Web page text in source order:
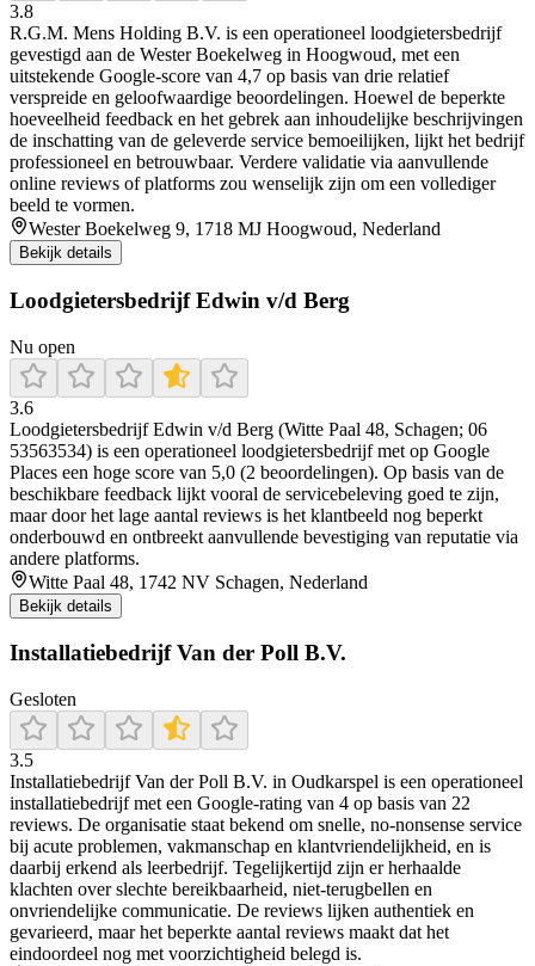
3.8
R.G.M. Mens Holding B.V. is een operationeel loodgietersbedrijf
gevestigd aan de Wester Boekelweg in Hoogwoud, met een
uitstekende Google-score van 4,7 op basis van drie relatief
verspreide en geloofwaardige beoordelingen. Hoewel de beperkte
hoeveelheid feedback en het gebrek aan inhoudelijke beschrijvingen
de inschatting van de geleverde service bemoeilijken, lijkt het bedrijf
professioneel en betrouwbaar. Verdere validatie via aanvullende
online reviews of platforms zou wenselijk zijn om een vollediger
beeld te vormen.
Wester Boekelweg 9, 1718 MJ Hoogwoud, Nederland
Bekijk details
Loodgietersbedrijf Edwin v/d Berg
Nu open
3.6
Loodgietersbedrijf Edwin v/d Berg (Witte Paal 48, Schagen; 06
53563534) is een operationeel loodgietersbedrijf met op Google
Places een hoge score van 5,0 (2 beoordelingen). Op basis van de
beschikbare feedback lijkt vooral de servicebeleving goed te zijn,
maar door het lage aantal reviews is het klantbeeld nog beperkt
onderbouwd en ontbreekt aanvullende bevestiging van reputatie via
andere platforms.
Witte Paal 48, 1742 NV Schagen, Nederland
Bekijk details
Installatiebedrijf Van der Poll B.V.
Gesloten
3.5
Installatiebedrijf Van der Poll B.V. in Oudkarspel is een operationeel
installatiebedrijf met een Google-rating van 4 op basis van 22
reviews. De organisatie staat bekend om snelle, no‑nonsense service
bij acute problemen, vakmanschap en klantvriendelijkheid, en is
daarbij erkend als leerbedrijf. Tegelijkertijd zijn er herhaalde
klachten over slechte bereikbaarheid, niet‑terugbellen en
onvriendelijke communicatie. De reviews lijken authentiek en
gevarieerd, maar het beperkte aantal reviews maakt dat het
eindoordeel nog met voorzichtigheid belegd is.